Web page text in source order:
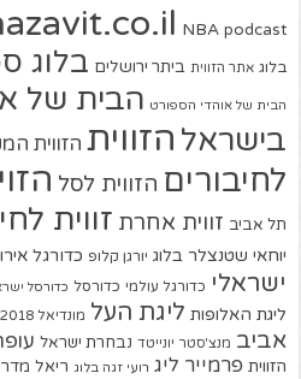
NBA podcast
בלוג אתר הזווית ביתר ירושלים בלוג
הבית של אוהדי הספורט הבית של
בישראל הזווית הזווית
לחיבורים הזווית לסל
תל אביב זווית אחרת זווית
יוחאי שטנצלר בלוג יורגן קלופ כדורגל
ישראלי כדורגל עולמי כדורסל כדורסל
ליגת האלופות ליגת העל מונדיאל 2018
אביב מנצ'סטר יונייטד נבחרת ישראל
הזווית פרמייר ליג רועי זגה בלוג ריאל